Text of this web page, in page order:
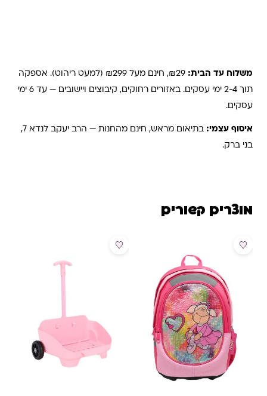
משלוח עד הבית: ₪29, חינם מעל ₪299 (למעט ריהוט). אספקה
תוך 2-4 ימי עסקים. באזורים רחוקים, קיבוצים ויישובים — עד 6 ימי
עסקים.
איסוף עצמי: בתיאום מראש, חינם מהחנות — הרב יעקב לנדא 7,
בני ברק.
מוצרים קשורים
מבצע מבצע